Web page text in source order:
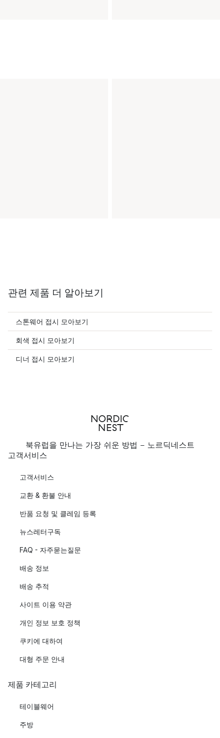
관련 제품 더 알아보기
스톤웨어 접시 모아보기
회색 접시 모아보기
디너 접시 모아보기
북유럽을 만나는 가장 쉬운 방법 - 노르딕네스트
고객서비스
고객서비스
교환 & 환불 안내
반품 요청 및 클레임 등록
뉴스레터구독
FAQ - 자주묻는질문
배송 정보
배송 추적
사이트 이용 약관
개인 정보 보호 정책
쿠키에 대하여
대형 주문 안내
제품 카테고리
테이블웨어
주방